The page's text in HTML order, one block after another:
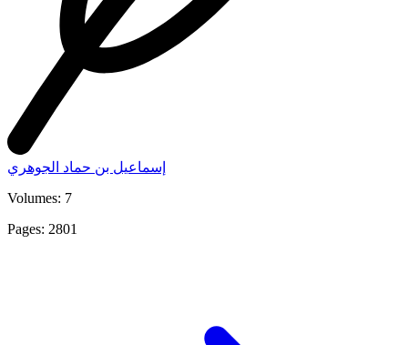
إسماعيل بن حماد الجوهري
Volumes: 7
Pages: 2801